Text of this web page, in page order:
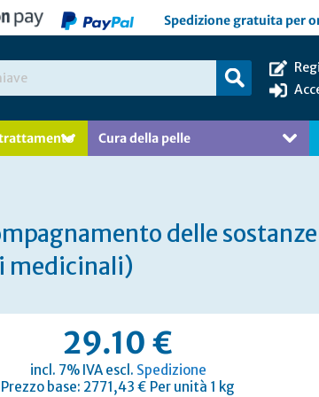
Spedizione gratuita per
Cura della pelle
delle
medicinali)
29.10 €
incl. 7% IVA escl. Spedizione
Prezzo base: 2771,43 € Per unità 1 kg